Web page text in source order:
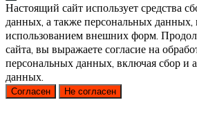
Настоящий сайт использует средства
данных, а также персональных данных,
использованием внешних форм.
сайта, вы выражаете согласие на
персональных данных, включая сбор и
данных.
Согласен Не согласен